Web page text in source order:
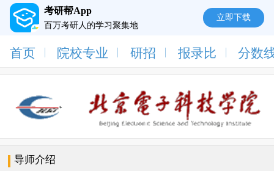
考研帮App
百万考研人的学习聚集地
立即下载
首页 院校专业 研招 报录比 分数
导师介绍